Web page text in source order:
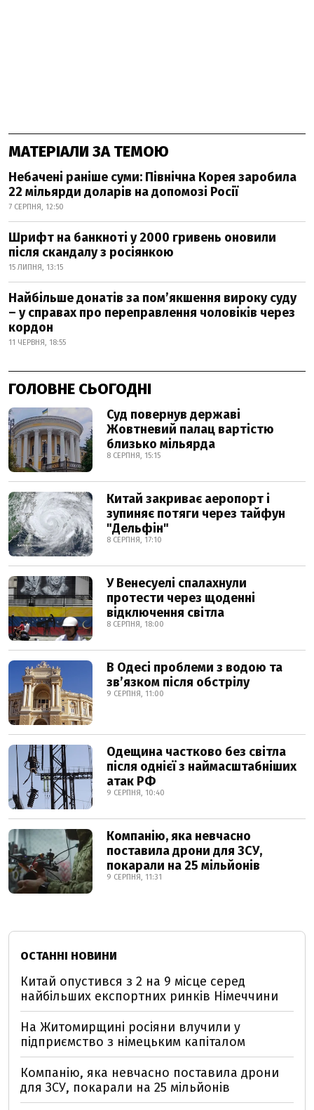
МАТЕРІАЛИ ЗА ТЕМОЮ
Небачені раніше суми: Північна Корея заробила
22 мільярди доларів на допомозі Росії
7 СЕРПНЯ, 12:50
Шрифт на банкноті у 2000 гривень оновили
після скандалу з росіянкою
15 ЛИПНЯ, 13:15
Найбільше донатів за пом’якшення вироку суду
– у справах про переправлення чоловіків через
кордон
11 ЧЕРВНЯ, 18:55
ГОЛОВНЕ СЬОГОДНІ
Суд повернув державі
Жовтневий палац вартістю
близько мільярда
8 СЕРПНЯ, 15:15
Китай закриває аеропорт і
зупиняє потяги через тайфун
"Дельфін"
8 СЕРПНЯ, 17:10
У Венесуелі спалахнули
протести через щоденні
відключення світла
8 СЕРПНЯ, 18:00
В Одесі проблеми з водою та
звʼязком після обстрілу
9 СЕРПНЯ, 11:00
Одещина частково без світла
після однієї з наймасштабніших
атак РФ
9 СЕРПНЯ, 10:40
Компанію, яка невчасно
поставила дрони для ЗСУ,
покарали на 25 мільйонів
9 СЕРПНЯ, 11:31
ОСТАННІ НОВИНИ
Китай опустився з 2 на 9 місце серед
найбільших експортних ринків Німеччини
На Житомирщині росіяни влучили у
підприємство з німецьким капіталом
Компанію, яка невчасно поставила дрони
для ЗСУ, покарали на 25 мільйонів